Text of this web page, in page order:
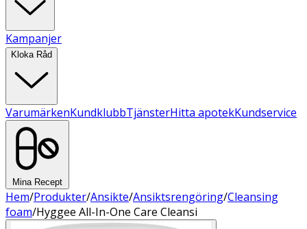
Kampanjer
Kloka Råd
VarumärkenKundklubbTjänsterHitta apotekKundservice
Mina Recept
Hem/Produkter/Ansikte/Ansiktsrengöring/Cleansing
foam/Hyggee All-In-One Care Cleansi